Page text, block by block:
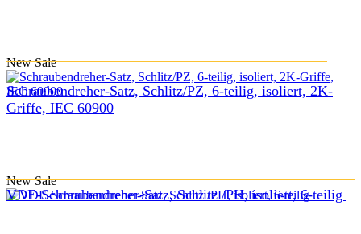
New Sale
Schraubendreher-Satz, Schlitz/PZ, 6-teilig, isoliert, 2K-
Griffe, IEC 60900
New Sale
VDE-Schraubendreher-Satz, Schlitz /PH, isoliert, 6-teilig